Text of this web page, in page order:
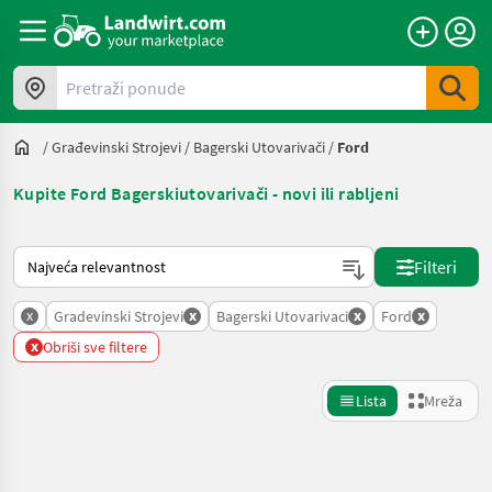
Pretraži ponude
/Građevinski Strojevi / Bagerski Utovarivači / Ford
Kupite Ford Bagerskiutovarivači - novi ili rabljeni
Način na koji sortira Landwirt.com
Filteri
x Gradevinski Strojevi x Bagerski Utovarivaci x Ford x
x Obriši sve filtere
Lista Mreža